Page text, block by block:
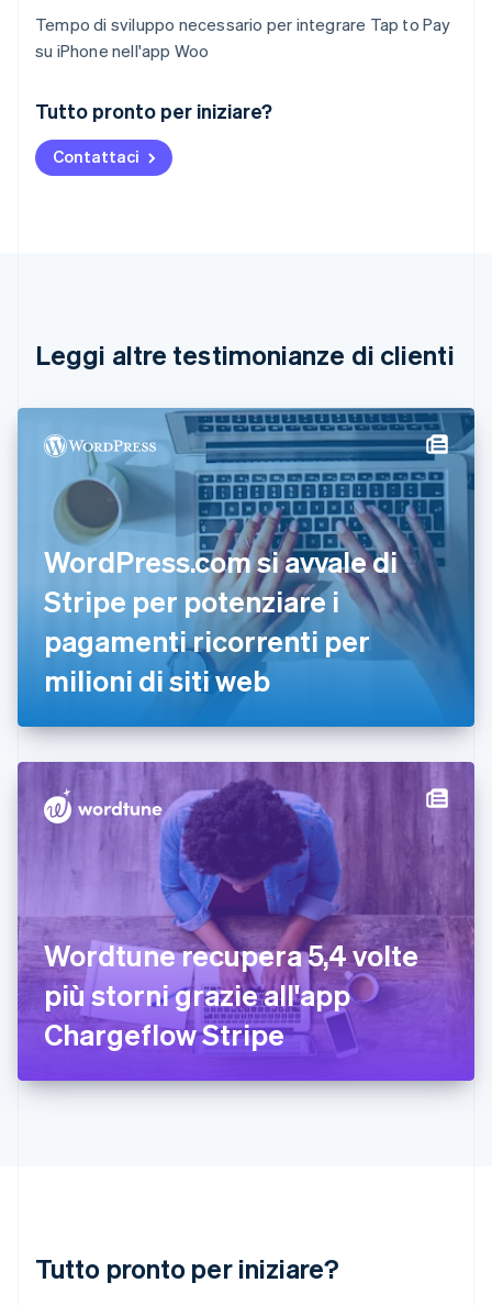
Tempo di sviluppo necessario per integrare Tap to Pay
su iPhone nell'app Woo
Tutto pronto per iniziare?
Contattaci
Leggi altre testimonianze di clienti
WordPress.com si avvale di
Stripe per potenziare i
pagamenti ricorrenti per
milioni di siti web
Wordtune recupera 5,4 volte
più storni grazie all'app
Chargeflow Stripe
Tutto pronto per iniziare?
Australia
English
Austria
DeutschEnglish
English Français
Cina continentale
Cipro
Croazia
English Italiano
Danimarca
English
Emirati Arabi Uniti
English
English
Finlandia
English
Francia
Germania
Giappone
日本語 English
Gibilterra
English
English
Irlanda
English
Italia
ItalianoEnglish
Lettonia
English
Liechtenstein
Malta
English